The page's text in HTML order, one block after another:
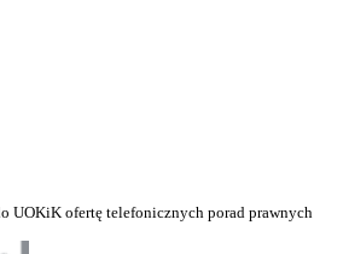
UOKiK ofertę telefonicznych porad prawnych